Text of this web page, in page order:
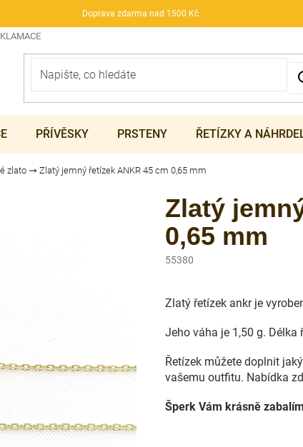
Doprava zdarma nad 1500 Kč
PŘÍVĚSKY PRSTENY ŘETÍZKY A
zlato Zlatý jemný řetízek ANKR 45 cm 0,65 mm
Zlatý řetízek ankr je
Jeho váha je 1,50 g. Délka
Řetízek můžete doplnit
vašemu outfitu. Nabídka
Šperk Vám krásně
Zlatý
0,65 mm
55380